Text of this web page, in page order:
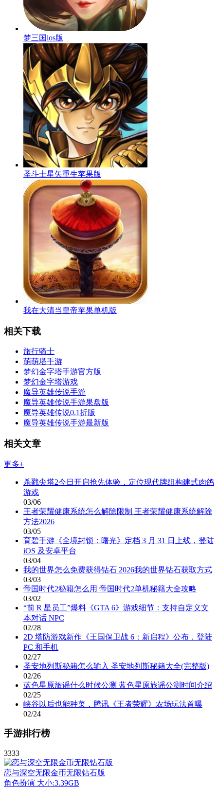
梦三国ios版
圣斗士星矢重生苹果版
我在大清当皇帝苹果单机版
相关下载
旅行骑士
萌萌塔手游
梦幻金字塔手游官方版
梦幻金字塔游戏
魔导英雄传说手游
魔导英雄传说手游果盘版
魔导英雄传说0.1折版
魔导英雄传说手游最新版
相关文章
更多+
杀戮尖塔2今日开启抢先体验，定位现代牌组构建式肉鸽
游戏
03/06
王者荣耀健康系统怎么解除限制 王者荣耀健康系统解除
方法2026
03/05
育碧手游《全境封锁：曙光》定档 3 月 31 日上线，登陆
iOS 及安卓平台
03/04
我的世界怎么免费获得钻石 2026我的世界钻石获取方式
03/03
帝国时代2秘籍怎么用 帝国时代2单机秘籍大全攻略
03/02
“前 R 星员工”爆料《GTA 6》游戏细节：支持自定义文
本对话 NPC
02/28
2D 塔防游戏新作《王国保卫战 6：新启程》公布，登陆
PC 和手机
02/27
圣安地列斯秘籍怎么输入 圣安地列斯秘籍大全(完整版)
02/26
蓝色星原旅谣什么时候公测 蓝色星原旅谣公测时间介绍
02/25
峡谷以后也能种菜，腾讯《王者荣耀》农场玩法首曝
02/24
手游排行榜
3333
恋与深空无限金币无限钻石版
角色扮演 大小:3.39GB